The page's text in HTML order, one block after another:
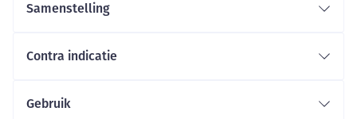
Samenstelling
Contra indicatie
Gebruik